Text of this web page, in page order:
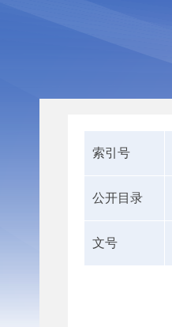
索引号
公开目录
文号